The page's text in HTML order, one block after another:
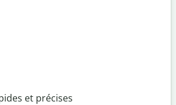
et précises